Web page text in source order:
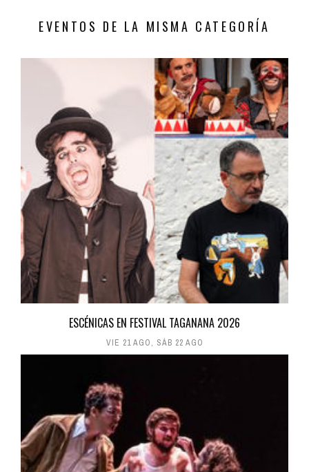
EVENTOS DE LA MISMA CATEGORÍA
ESCÉNICAS EN FESTIVAL TAGANANA 2026
VIE 21 AGO, SÁB 22 AGO